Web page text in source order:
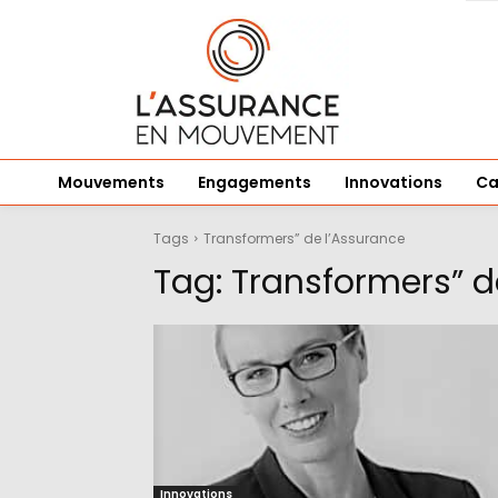
Mouvements Engagements Innovations
Tags Transformers” de l’Assurance
Tag: Transformers”
Innovations